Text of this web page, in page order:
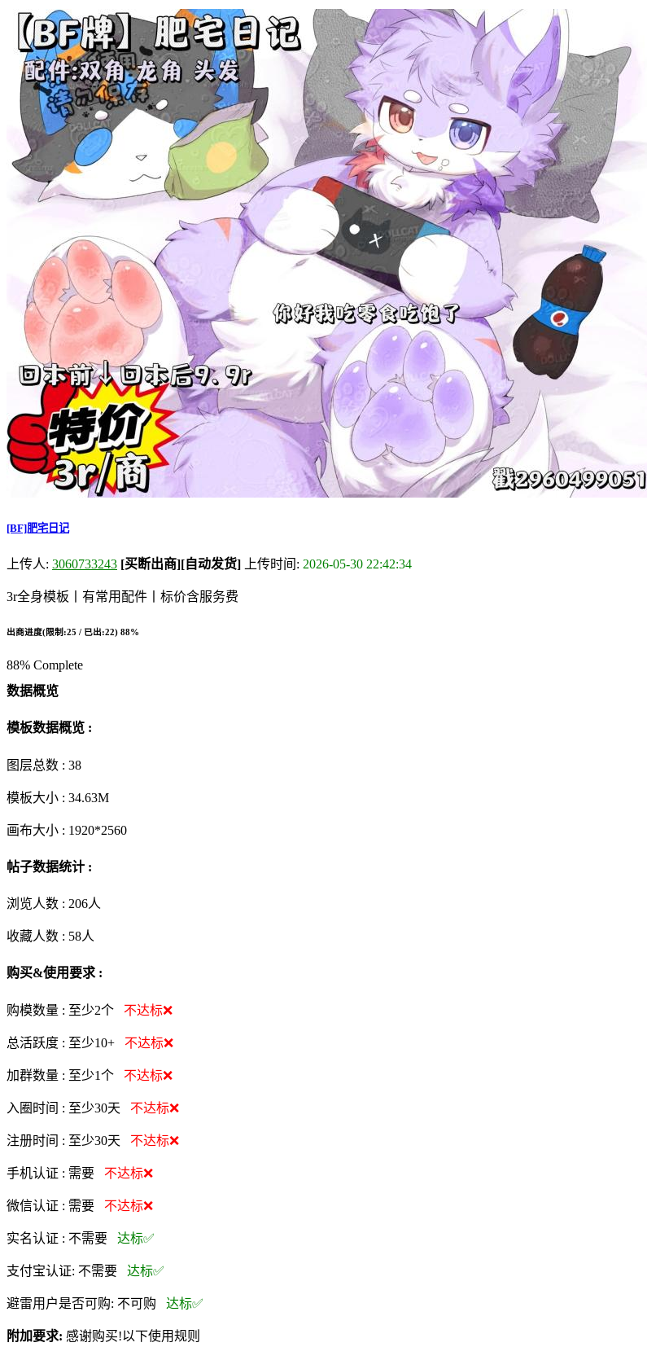
[BF]肥宅日记
上传人: 3060733243 [买断出商][自动发货] 上传时间: 2026-05-30 22:42:34
3r全身模板丨有常用配件丨标价含服务费
出商进度(限制:25 / 已出:22) 88%
88% Complete
数据概览
模板数据概览 :
图层总数 : 38
模板大小 : 34.63M
画布大小 : 1920*2560
帖子数据统计 :
浏览人数 : 206人
收藏人数 : 58人
购买&使用要求 :
购模数量 : 至少2个 不达标❌
总活跃度 : 至少10+ 不达标❌
加群数量 : 至少1个 不达标❌
入圈时间 : 至少30天 不达标❌
注册时间 : 至少30天 不达标❌
手机认证 : 需要 不达标❌
微信认证 : 需要 不达标❌
实名认证 : 不需要 达标✅
支付宝认证: 不需要 达标✅
避雷用户是否可购: 不可购 达标✅
附加要求: 感谢购买!以下使用规则